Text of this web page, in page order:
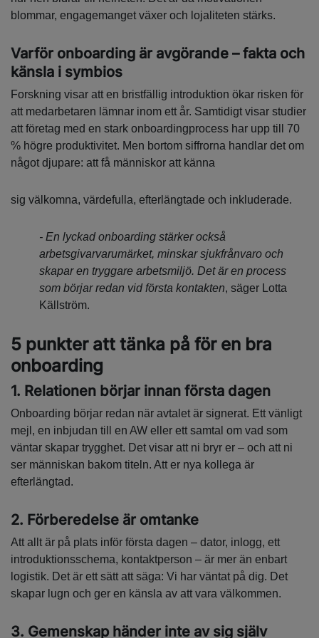
blommar, engagemanget växer och lojaliteten stärks.
Varför onboarding är avgörande – fakta och
känsla i symbios
Forskning visar att en bristfällig introduktion ökar risken för
att medarbetaren lämnar inom ett år. Samtidigt visar studier
att företag med en stark onboardingprocess har upp till 70
% högre produktivitet. Men bortom siffrorna handlar det om
något djupare: att få människor att känna
sig välkomna, värdefulla, efterlängtade och inkluderade.
- En lyckad onboarding stärker också
arbetsgivarvarumärket, minskar sjukfrånvaro och
skapar en tryggare arbetsmiljö. Det är en process
som börjar redan vid första kontakten, säger Lotta
Källström.
5 punkter att tänka på för en bra
onboarding
1. Relationen börjar innan första dagen
Onboarding börjar redan när avtalet är signerat. Ett vänligt
mejl, en inbjudan till en AW eller ett samtal om vad som
väntar skapar trygghet. Det visar att ni bryr er – och att ni
ser människan bakom titeln. Att er nya kollega är
efterlängtad.
2. Förberedelse är omtanke
Att allt är på plats inför första dagen – dator, inlogg, ett
introduktionsschema, kontaktperson – är mer än enbart
logistik. Det är ett sätt att säga: Vi har väntat på dig. Det
skapar lugn och ger en känsla av att vara välkommen.
3. Gemenskap händer inte av sig själv